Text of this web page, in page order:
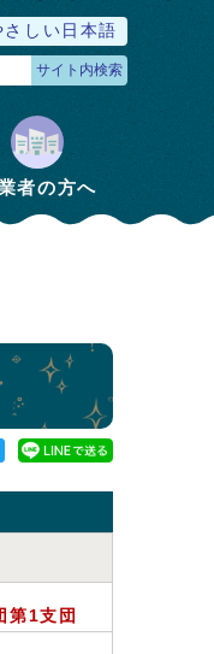
さしい日本語
サイト内検索
者の方へ
第1支団